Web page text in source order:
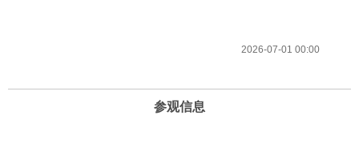
2026-07-01 00:00
参观信息